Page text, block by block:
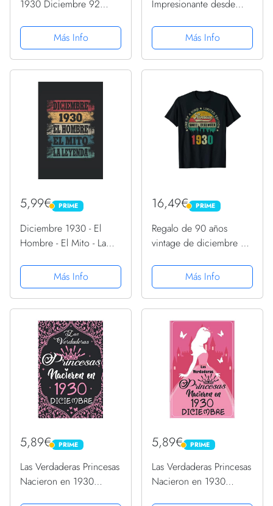
1930 Diciembre 92
para 92 Camiseta
Más Info
Impresionante desde
regalo de cumpleaños
divertido retro
Más Info
5,99€ PRIME
PRIME
Diciembre 1930 - El
Hombre - El Mito - La
Originales para Hombre
Papá Abuelo Hermano -
Diario, Cuaderno De
Agenda
Más Info
16,49€ PRIME
PRIME
Regalo de 90 años
vintage de diciembre de
Más Info
5,89€ PRIME
PRIME
Las Verdaderas Princesas
Nacieron en 1930
5,89€ PRIME
PRIME
Las Verdaderas Princesas
Nacieron en 1930